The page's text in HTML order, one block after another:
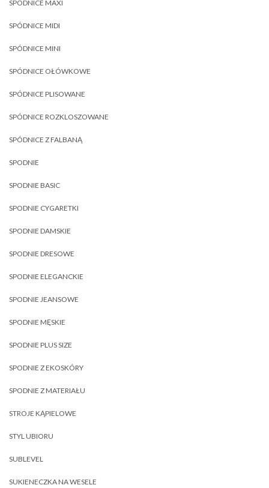
SPÓDNICE MAXI
SPÓDNICE MIDI
SPÓDNICE MINI
SPÓDNICE OŁÓWKOWE
SPÓDNICE PLISOWANE
SPÓDNICE ROZKLOSZOWANE
SPÓDNICE Z FALBANĄ
SPODNIE
SPODNIE BASIC
SPODNIE CYGARETKI
SPODNIE DAMSKIE
SPODNIE DRESOWE
SPODNIE ELEGANCKIE
SPODNIE JEANSOWE
SPODNIE MĘSKIE
SPODNIE PLUS SIZE
SPODNIE Z EKOSKÓRY
SPODNIE Z MATERIAŁU
STROJE KĄPIELOWE
STYL UBIORU
SUBLEVEL
SUKIENECZKA NA WESELE